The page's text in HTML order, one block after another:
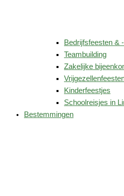
Bedrijfsfeesten &
Teambuilding
Zakelijke
Kinderfeestjes
Schoolreisjes in
Bestemmingen